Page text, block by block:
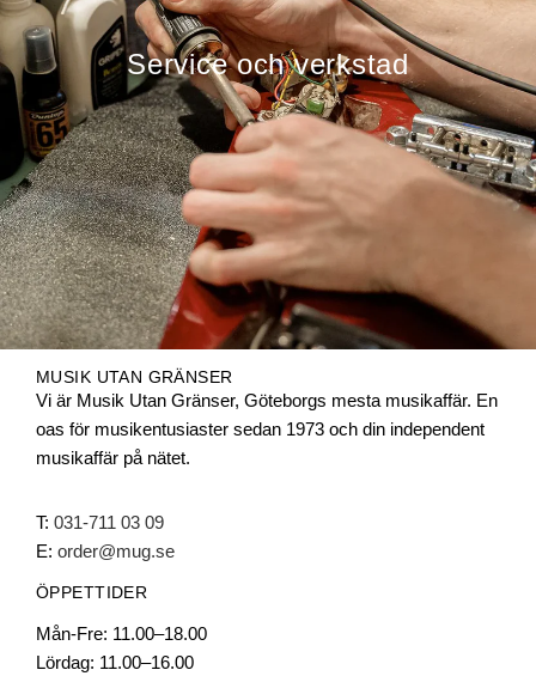
Service och verkstad
MUSIK UTAN GRÄNSER
Vi är Musik Utan Gränser, Göteborgs mesta musikaffär. En
oas för musikentusiaster sedan 1973 och din independent
musikaffär på nätet.
T: 031-711 03 09
E: order@mug.se
ÖPPETTIDER
Mån-Fre: 11.00–18.00
Lördag: 11.00–16.00